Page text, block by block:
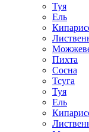
Туя
Ель
Пихта
Сосна
Тсуга
Туя
Ель